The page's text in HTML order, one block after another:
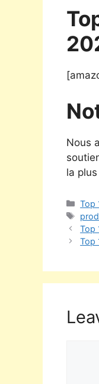
Nous
la
Top
Top
Top